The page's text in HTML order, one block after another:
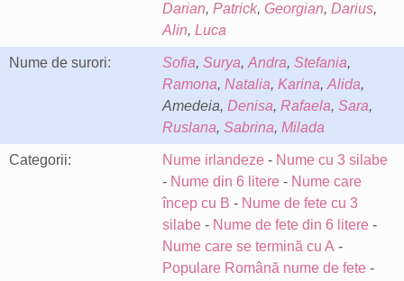
Darian, Patrick, Georgian, Darius,
Alin, Luca
Nume de surori: Sofia, Surya, Andra, Stefania,
Ramona, Natalia, Karina, Alida,
Amedeia, Denisa, Rafaela, Sara,
Ruslana, Sabrina, Milada
Categorii: Nume irlandeze - Nume cu 3 silabe
- Nume din 6 litere - Nume care
încep cu B - Nume de fete cu 3
silabe - Nume de fete din 6 litere -
Nume care se termină cu A -
Populare Română nume de fete -